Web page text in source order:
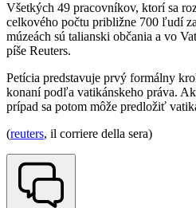
Všetkých 49 pracovníkov, ktorí sa
celkového počtu približne 700 ľudí
múzeách sú talianski občania a vo
píše Reuters.
Petícia predstavuje prvý formálny
konaní podľa vatikánskeho práva.
prípad sa potom môže predložiť
(reuters, il corriere della sera)